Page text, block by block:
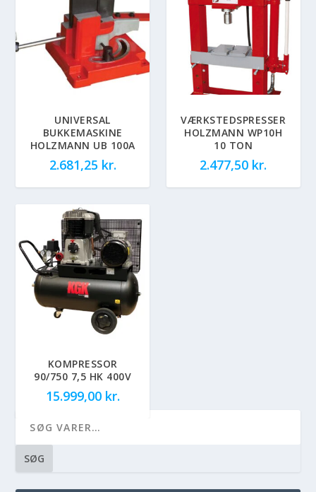
UNIVERSAL
BUKKEMASKINE
HOLZMANN UB 100A
2.681,25 kr.
VÆRKSTEDSPRESSER
HOLZMANN WP10H
10 TON
2.477,50 kr.
KOMPRESSOR
90/750 7,5 HK 400V
15.999,00 kr.
SØG